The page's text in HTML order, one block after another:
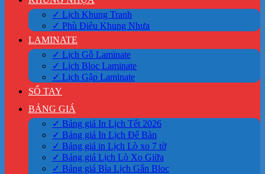
✓ Lịch Khung Tranh
✓ Phù Điêu Khung Nhựa
LAMINATE
✓ Lịch Gỗ Laminate
✓ Lịch Bloc Laminate
✓ Lịch Gập Laminate
SỔ TAY
BẢNG GIÁ
✓ Bảng giá In Lịch Tết 2026
✓ Bảng giá In Lịch Để Bàn
✓ Bảng giá in Lịch Lò xo 7 tờ
✓ Bảng giá Lịch Lò Xo Giữa
✓ Bảng giá Bìa Lịch Gắn Bloc